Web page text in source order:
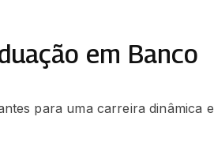
em Banco
para uma carreira dinâmica e